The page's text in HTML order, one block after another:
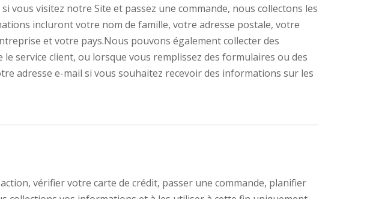
vous visitez notre Site et passez une commande, nous collectons les
incluront votre nom de famille, votre adresse postale, votre
et votre pays.Nous pouvons également collecter des
service client, ou lorsque vous remplissez des formulaires ou des
adresse e-mail si vous souhaitez recevoir des informations sur les
vérifier votre carte de crédit, passer une commande, planifier